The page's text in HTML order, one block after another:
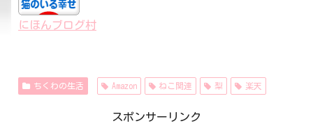
にほんブログ村
ちくわの生活 Amazon ねこ関連 梨 楽天
スポンサーリンク